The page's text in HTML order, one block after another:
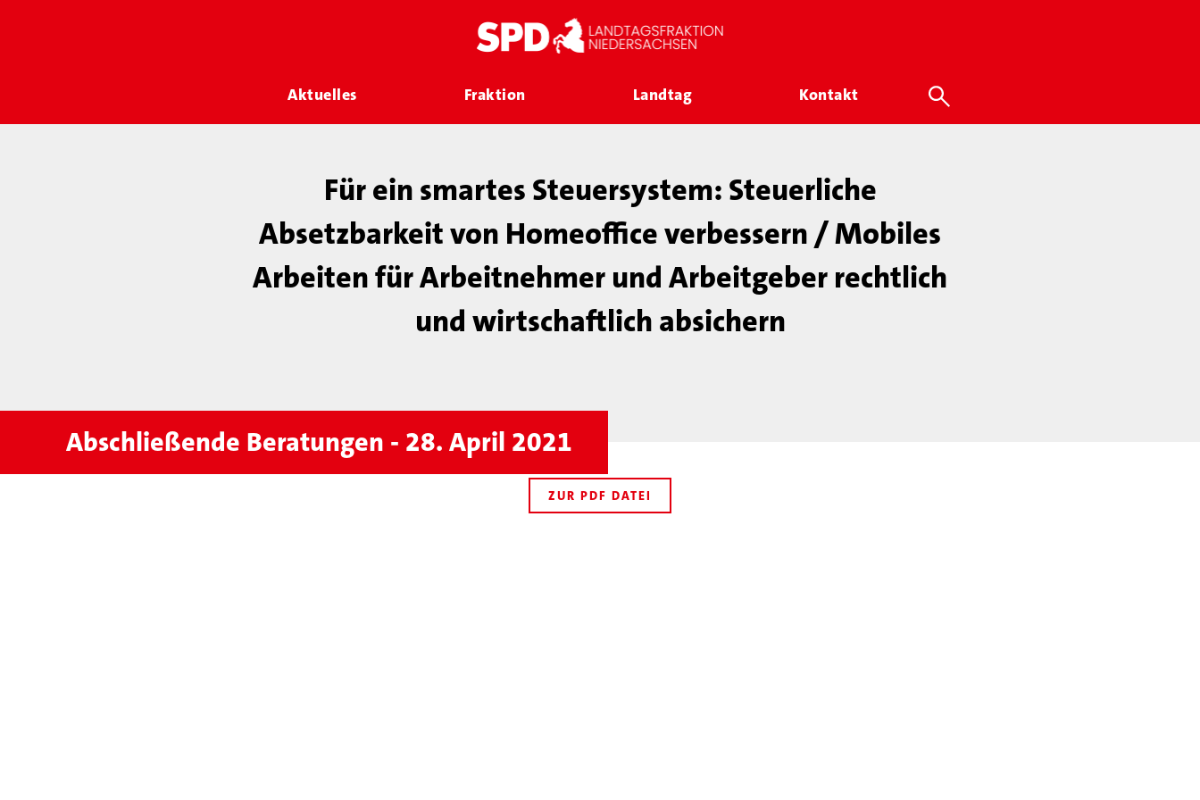
Aktuelles Fraktion Landtag Kontakt
Für ein smartes Steuersystem: Steuerliche
Absetzbarkeit von Homeoffice verbessern / Mobiles
Arbeiten für Arbeitnehmer und Arbeitgeber rechtlich
und wirtschaftlich absichern
Abschließende Beratungen - 28. April 2021
ZUR PDF DATEI